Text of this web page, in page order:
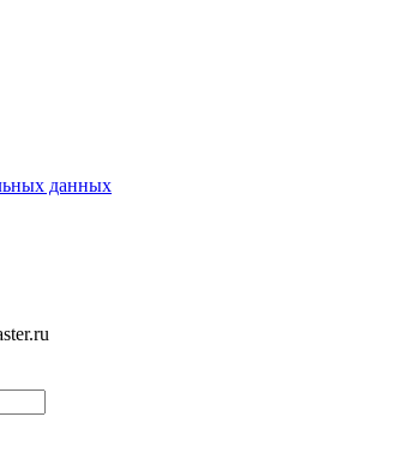
данных